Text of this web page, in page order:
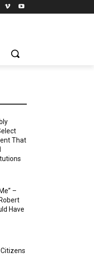
That
–
Have